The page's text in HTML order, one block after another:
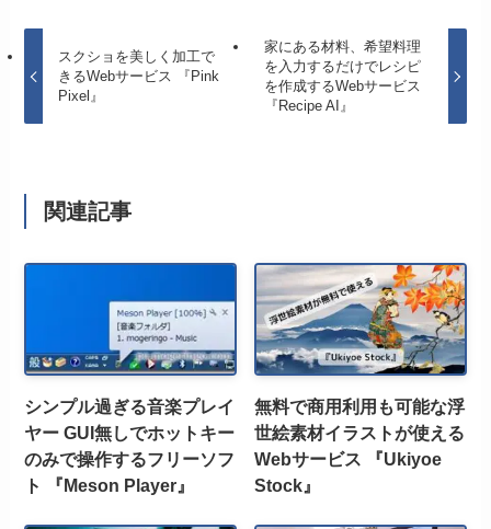
スクショを美しく加工で
きるWebサービス 『Pink
Pixel』
家にある材料、希望料理
を入力するだけでレシピ
を作成するWebサービス
『Recipe AI』
関連記事
シンプル過ぎる音楽プレイ
ヤー GUI無しでホットキー
のみで操作するフリーソフ
ト 『Meson Player』
無料で商用利用も可能な浮
世絵素材イラストが使える
Webサービス 『Ukiyoe
Stock』